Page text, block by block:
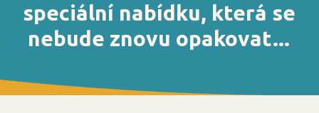
speciální nabídku, která se
nebude znovu opakovat...